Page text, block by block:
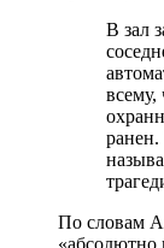
В зал
всему,
По словам
«абсолютно